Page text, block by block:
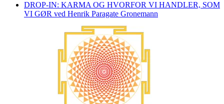
DROP-IN: KARMA OG HVORFOR VI HANDLER, SOM
VI GØR ved Henrik Paragate Gronemann